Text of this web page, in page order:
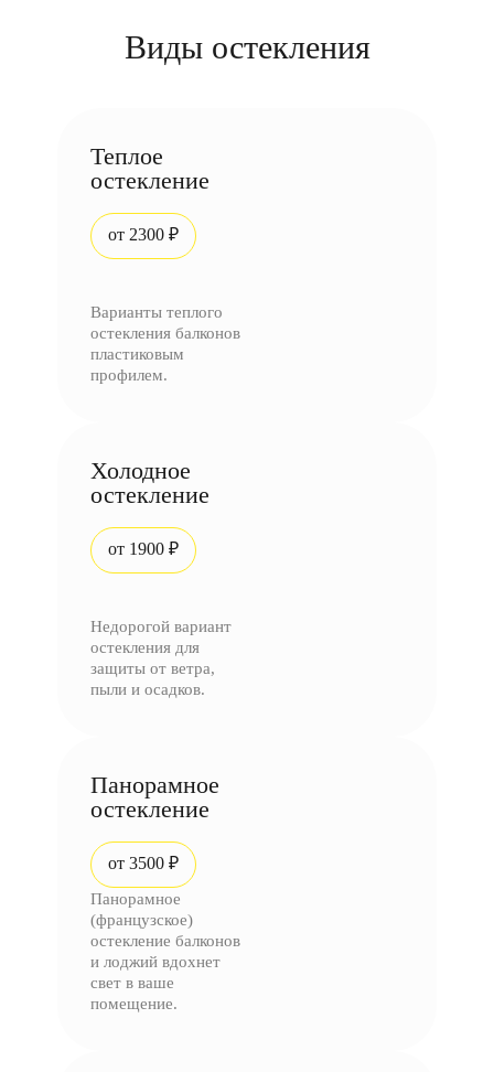
Виды остекления
Теплое
остекление
от 2300 ₽
Варианты теплого
остекления балконов
пластиковым
профилем.
Холодное
остекление
от 1900 ₽
Недорогой вариант
остекления для
защиты от ветра,
пыли и осадков.
Панорамное
остекление
от 3500 ₽
Панорамное
(французское)
остекление балконов
и лоджий вдохнет
свет в ваше
помещение.